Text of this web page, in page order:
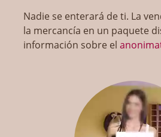
Nadie se enterará de ti. La
la mercancía en un paquete
información sobre el